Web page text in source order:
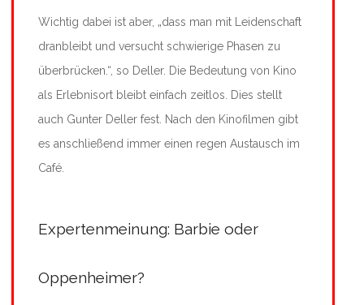
Wichtig dabei ist aber, „dass man mit Leidenschaft
dranbleibt und versucht schwierige Phasen zu
überbrücken.“, so Deller. Die Bedeutung von Kino
als Erlebnisort bleibt einfach zeitlos. Dies stellt
auch Gunter Deller fest. Nach den Kinofilmen gibt
es anschließend immer einen regen Austausch im
Café.
Expertenmeinung: Barbie oder
Oppenheimer?